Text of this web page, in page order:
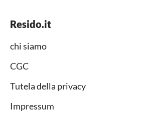
Resido.it
chi siamo
CGC
Tutela della privacy
Impressum